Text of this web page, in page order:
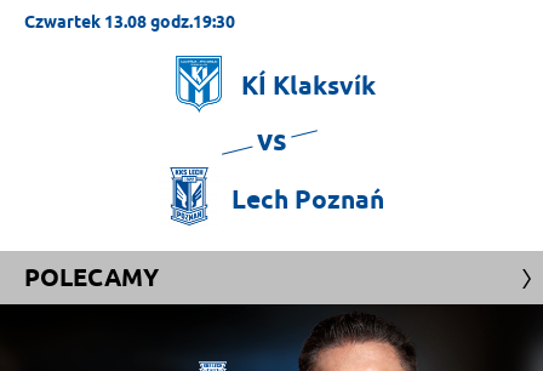
Czwartek 13.08 godz.19:30
KÍ Klaksvík
vs
Lech Poznań
POLECAMY